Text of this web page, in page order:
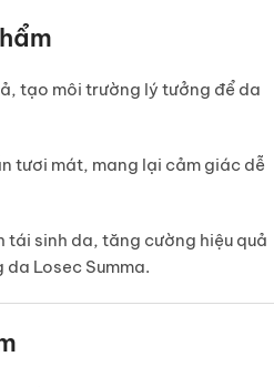
, tạo môi trường lý tưởng để da
tươi mát, mang lại cảm giác dễ
tái sinh da, tăng cường hiệu quả
Losec Summa.